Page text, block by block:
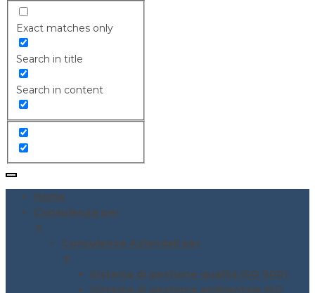
Exact matches only
Search in title
Search in content
Home
Consulenze per
▼
Consulenze Aziendali per
▼
Sistema di gestione qualità ISO 9001
Sistema di gestione ambientale ISO